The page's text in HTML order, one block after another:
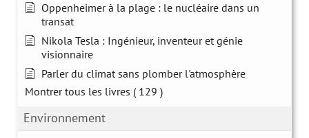
Oppenheimer à la plage : le nucléaire dans un
transat
Nikola Tesla : Ingénieur, inventeur et génie
visionnaire
Parler du climat sans plomber l'atmosphère
Montrer tous les livres ( 129 )
Environnement